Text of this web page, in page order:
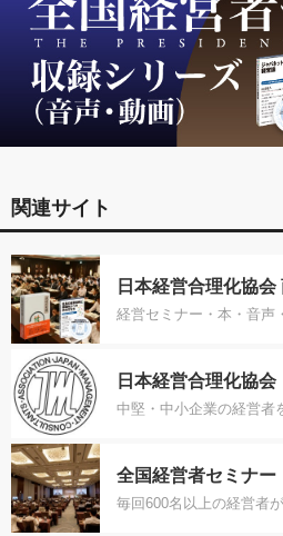
関連サイト
日本経営合理化協
経営セミナー・本・音声
日本経営合理化協会
中堅・中小企業の経営者
全国経営者セミナー
毎回600名以上の経営者